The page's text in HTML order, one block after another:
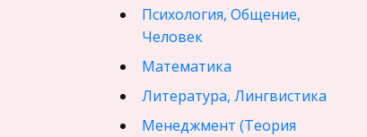
Психология, Общение,
Человек
Математика
Литература, Лингвистика
Менеджмент (Теория